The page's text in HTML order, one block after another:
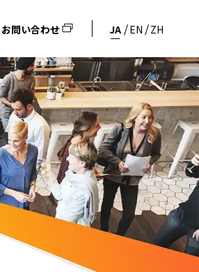
お問い合わせ JA EN ZH